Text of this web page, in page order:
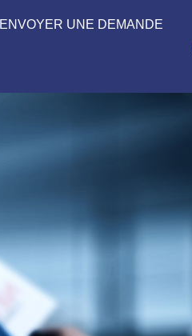
ENVOYER UNE DEMANDE